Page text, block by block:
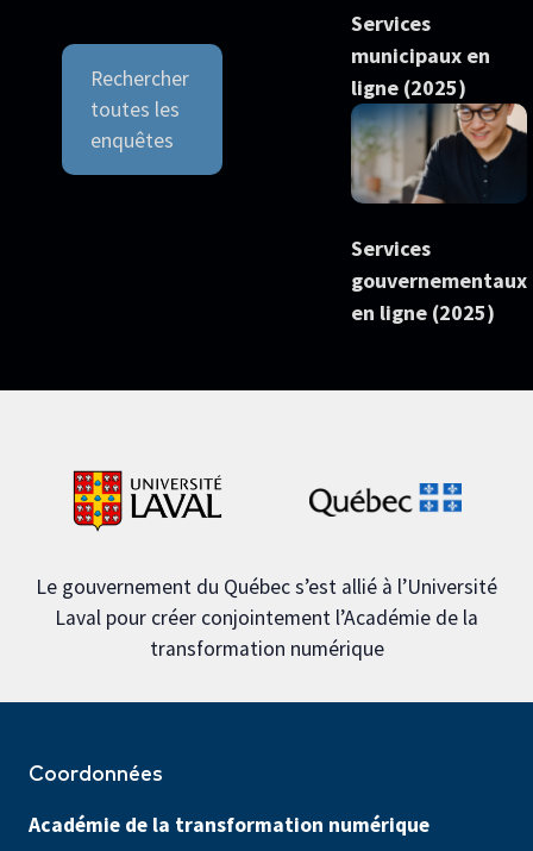
Rechercher
toutes les
enquêtes
Services
municipaux en
ligne (2025)
Services
gouvernementaux
en ligne (2025)
Le gouvernement du Québec s’est allié à l’Université
Laval pour créer conjointement l’Académie de la
transformation numérique
Coordonnées
Académie de la transformation numérique